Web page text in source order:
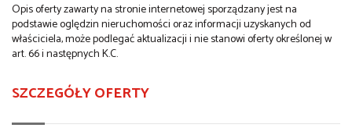
Opis oferty zawarty na stronie internetowej sporządzany jest na
podstawie oględzin nieruchomości oraz informacji uzyskanych od
właściciela, może podlegać aktualizacji i nie stanowi oferty określonej w
art. 66 i następnych K.C.
SZCZEGÓŁY OFERTY